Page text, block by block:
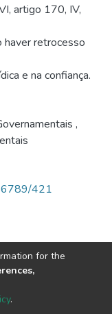
artigo 170, IV,
haver retrocesso
e na confiança.
,
421
for the
.